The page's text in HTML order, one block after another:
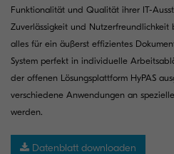
Funktionalität und Qualität ihrer IT-
Zuverlässigkeit und
alles für ein äußerst effizientes
System perfekt in individuelle
der offenen Lösungsplattform HyPAS
verschiedene Anwendungen an
werden.
Datenblatt downloaden